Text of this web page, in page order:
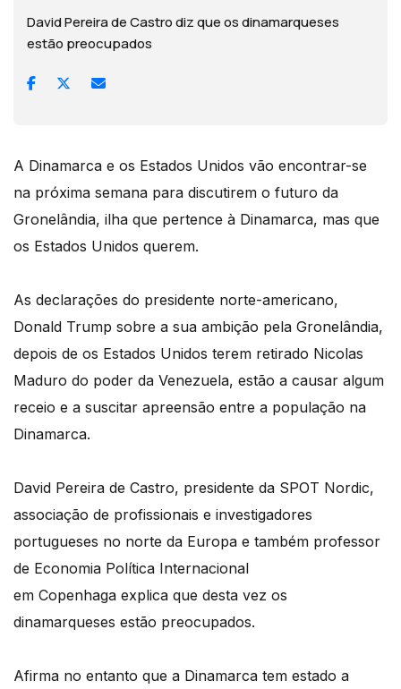
David Pereira de Castro diz que os dinamarqueses
estão preocupados
A Dinamarca e os Estados Unidos vão encontrar-se
na próxima semana para discutirem o futuro da
Gronelândia, ilha que pertence à Dinamarca, mas que
os Estados Unidos querem.
As declarações do presidente norte-americano,
Donald Trump sobre a sua ambição pela Gronelândia,
depois de os Estados Unidos terem retirado Nicolas
Maduro do poder da Venezuela, estão a causar algum
receio e a suscitar apreensão entre a população na
Dinamarca.
David Pereira de Castro, presidente da SPOT Nordic,
associação de profissionais e investigadores
portugueses no norte da Europa e também professor
de Economia Política Internacional
em Copenhaga explica que desta vez os
dinamarqueses estão preocupados.
Afirma no entanto que a Dinamarca tem estado a